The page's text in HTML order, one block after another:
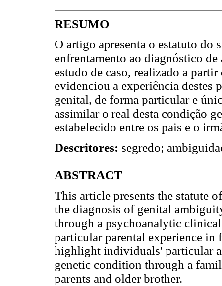
RESUMO
O artigo apresenta o estatuto do
enfrentamento ao diagnóstico
estudo de caso, realizado a
evidenciou a experiência destes
genital, de forma particular e
assimilar o real desta condição
estabelecido entre os pais e o
Descritores: segredo;
ABSTRACT
This article presents the statute
the diagnosis of genital
through a psychoanalytic
particular parental experience
highlight individuals' particular
genetic condition through a
parents and older brother.